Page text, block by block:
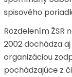
spisového
Rozdelením ŽSR
2002 dochádza
organizáciou
pochádzajúce z